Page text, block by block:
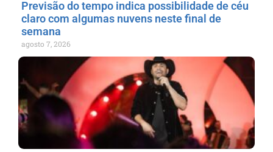
Previsão do tempo indica possibilidade de céu
claro com algumas nuvens neste final de
semana
agosto 7, 2026